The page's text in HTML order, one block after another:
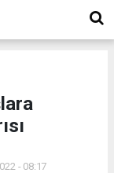
- 08:17